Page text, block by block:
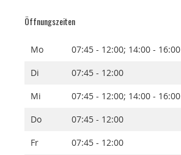
Öffnungszeiten
Mo
07:45 - 12:00; 14:00 - 16:00
Di
07:45 - 12:00
Mi
07:45 - 12:00; 14:00 - 16:00
Do
07:45 - 12:00
Fr
07:45 - 12:00